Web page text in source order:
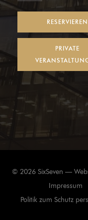
RESERVIEREN
PRIVATE
© 2026 SixSeven —
Impressum
Politik zum Schutz